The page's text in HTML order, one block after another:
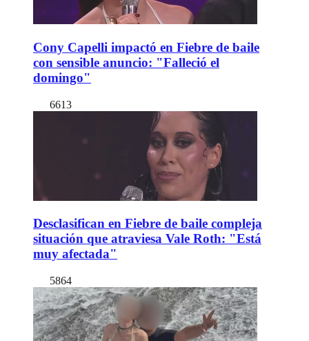
Cony Capelli impactó en Fiebre de baile
con sensible anuncio: "Falleció el
domingo"
6613
Desclasifican en Fiebre de baile compleja
situación que atraviesa Vale Roth: "Está
muy afectada"
5864